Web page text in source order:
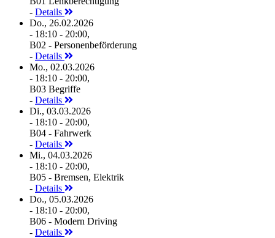
- Details
Do., 26.02.2026
- 18:10 - 20:00,
B02 - Personenbeförderung
- Details
Mo., 02.03.2026
- 18:10 - 20:00,
B03 Begriffe
- Details
Di., 03.03.2026
- 18:10 - 20:00,
B04 - Fahrwerk
- Details
Mi., 04.03.2026
- 18:10 - 20:00,
B05 - Bremsen, Elektrik
- Details
Do., 05.03.2026
- 18:10 - 20:00,
B06 - Modern Driving
- Details